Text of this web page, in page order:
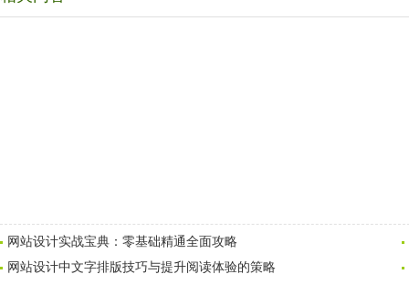
网站设计实战宝典：零基础精通全面攻略
网站设计中文字排版技巧与提升阅读体验的策略